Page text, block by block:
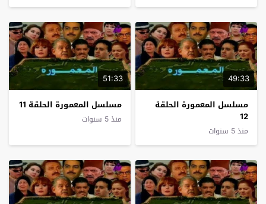
49:33
مسلسل المعمورة الحلقة
12
منذ 5 سنوات
51:33
مسلسل المعمورة الحلقة 11
منذ 5 سنوات